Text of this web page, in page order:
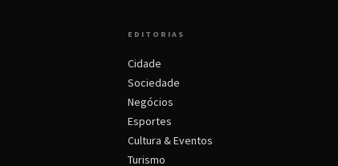
EDITORIAS
Cidade
Sociedade
Negócios
Esportes
Cultura & Eventos
Turismo